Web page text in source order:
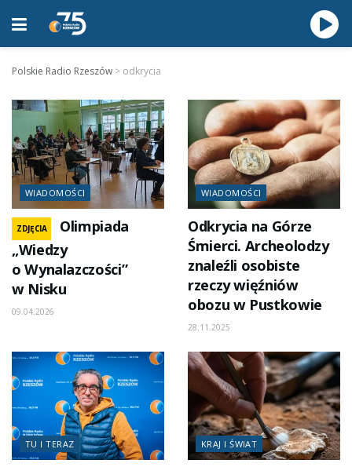
Polskie Radio Rzeszów > odkrycia
WIADOMOŚCI
ZDJĘCIA
Olimpiada
„Wiedzy
o Wynalazczości”
w Nisku
09.04.2026
WIADOMOŚCI
Odkrycia na Górze
Śmierci. Archeolodzy
znaleźli osobiste
rzeczy więźniów
obozu w Pustkowie
28.11.2025
TU I TERAZ KRAJ I ŚWIAT